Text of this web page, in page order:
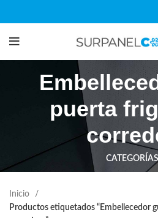
puerta
CATEGORÍAS
Inicio
Productos etiquetados “Embellecedor